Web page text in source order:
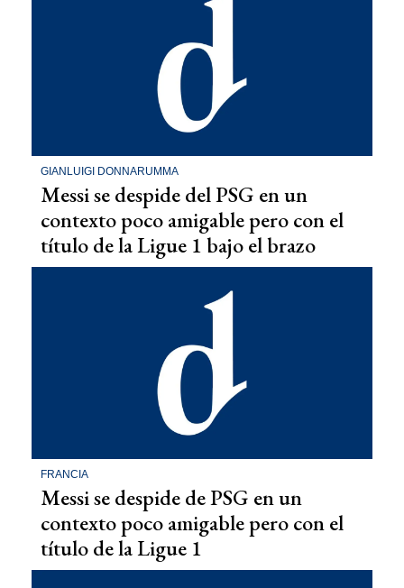
GIANLUIGI DONNARUMMA
Messi se despide del PSG en un
contexto poco amigable pero con el
título de la Ligue 1 bajo el brazo
FRANCIA
Messi se despide de PSG en un
contexto poco amigable pero con el
título de la Ligue 1